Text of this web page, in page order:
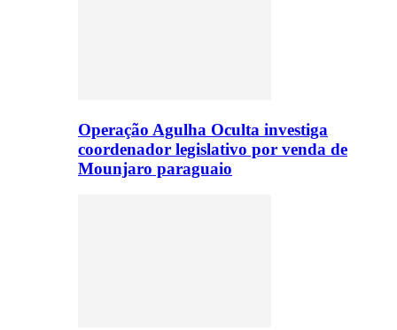
Operação Agulha Oculta investiga
coordenador legislativo por venda de
Mounjaro paraguaio